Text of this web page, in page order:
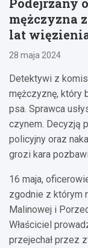
mężczyzna
lat
28 maja 2024
Detektywi z
mężczyznę, który
psa. Sprawca
czynem. Decyzją
policyjny oraz
grozi kara
16 maja,
zgodnie z którym
Malinowej i
Właściciel
przejechał przez